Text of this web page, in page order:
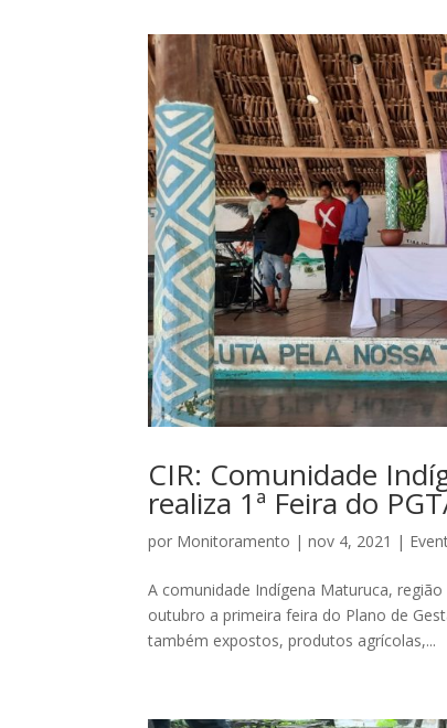
CIR: Comunidade
realiza 1ª Feira do
por Monitoramento |nov 4, 2021 |
A comunidade Indígena Maturuca,
outubro a primeira feira do Plano de
também expostos, produtos agrícolas,...